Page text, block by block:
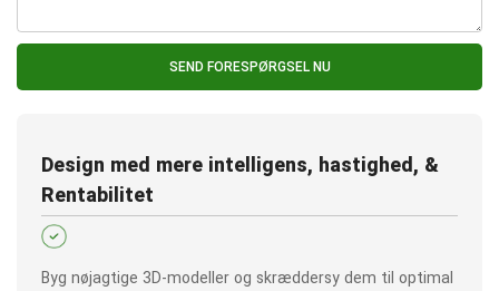
SEND FORESPØRGSEL NU
Design med mere intelligens, hastighed, &
Rentabilitet
Byg nøjagtige 3D-modeller og skræddersy dem til optimal